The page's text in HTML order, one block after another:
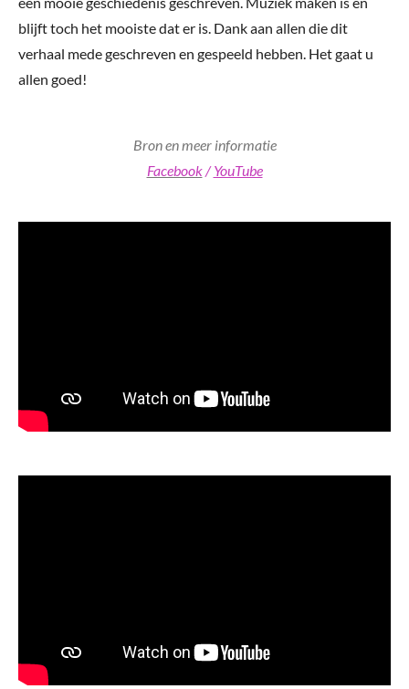
blijft toch het mooiste dat er is. Dank aan allen die dit
verhaal mede geschreven en gespeeld hebben. Het gaat u
allen goed!
Bron en meer informatie
Facebook/YouTube